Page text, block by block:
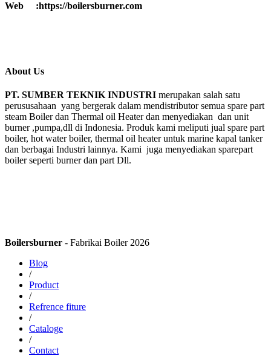
Web :https://boilersburner.com
About Us
PT. SUMBER TEKNIK INDUSTRI merupakan salah satu
perususahaan yang bergerak dalam mendistributor semua spare part
steam Boiler dan Thermal oil Heater dan menyediakan dan unit
burner ,pumpa,dll di Indonesia. Produk kami meliputi jual spare part
boiler, hot water boiler, thermal oil heater untuk marine kapal tanker
dan berbagai Industri lainnya. Kami juga menyediakan sparepart
boiler seperti burner dan part Dll.
Boilersburner - Fabrikai Boiler 2026
Blog
/
Product
/
Refrence fiture
/
Cataloge
/
Contact